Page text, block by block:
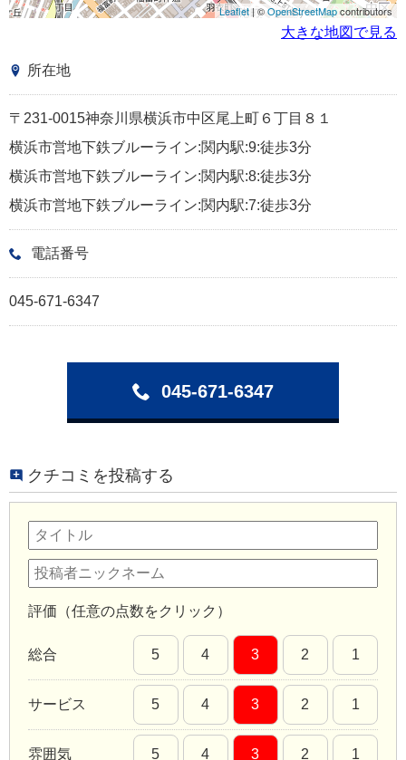
Leaflet| ©OpenStreetMapcontributors
大きな地図で見る
所在地
〒231-0015神奈川県横浜市中区尾上町６丁目８１
横浜市営地下鉄ブルーライン:関内駅:9:徒歩3分
横浜市営地下鉄ブルーライン:関内駅:8:徒歩3分
横浜市営地下鉄ブルーライン:関内駅:7:徒歩3分
電話番号
045-671-6347
045-671-6347
クチコミを投稿する
評価（任意の点数をクリック）
総合 5 4 3 2 1
サービス 5 4 3 2 1
雰囲気 5 4 3 2 1